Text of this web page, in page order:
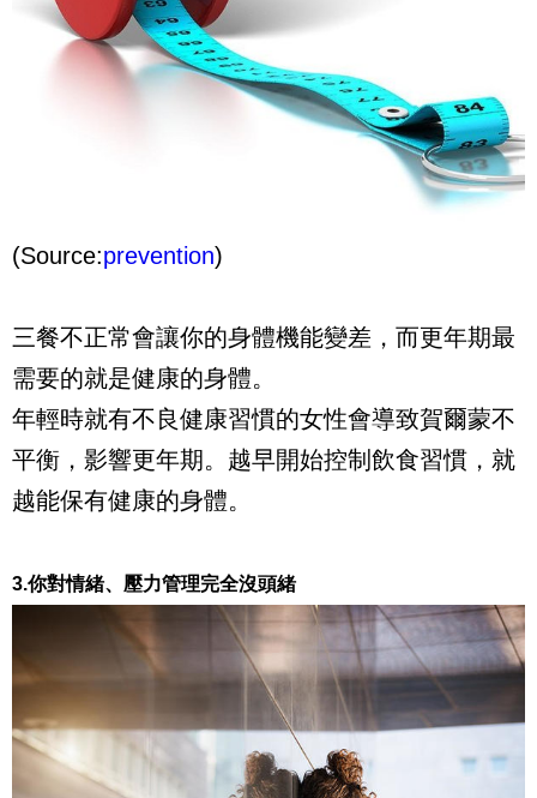
(Source:prevention)
三餐不正常會讓你的身體機能變差，而更年期最
需要的就是健康的身體。
年輕時就有不良健康習慣的女性會導致賀爾蒙不
平衡，影響更年期。越早開始控制飲食習慣，就
越能保有健康的身體。
3.你對情緒、壓力管理完全沒頭緒